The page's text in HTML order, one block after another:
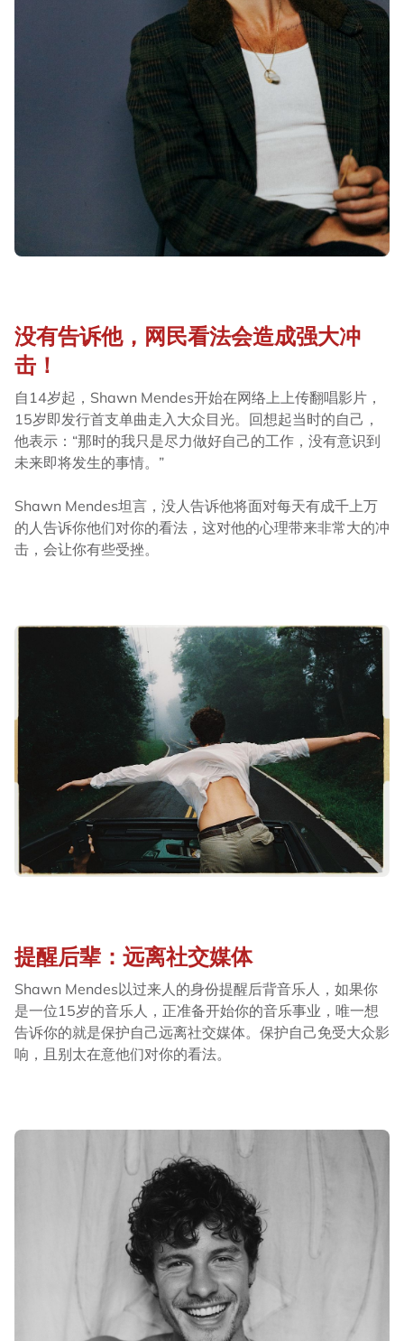
没有告诉他，网民看法会造成强大冲
击！
自14岁起，Shawn Mendes开始在网络上上传翻唱影片，
15岁即发行首支单曲走入大众目光。回想起当时的自己，
他表示：“那时的我只是尽力做好自己的工作，没有意识到
未来即将发生的事情。”
Shawn Mendes坦言，没人告诉他将面对每天有成千上万
的人告诉你他们对你的看法，这对他的心理带来非常大的冲
击，会让你有些受挫。
提醒后辈：远离社交媒体
Shawn Mendes以过来人的身份提醒后背音乐人，如果你
是一位15岁的音乐人，正准备开始你的音乐事业，唯一想
告诉你的就是保护自己远离社交媒体。保护自己免受大众影
响，且别太在意他们对你的看法。